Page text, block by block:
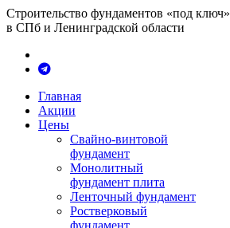
Строительство фундаментов «под ключ»
в СПб и Ленинградской области
Главная
Акции
Цены
Свайно-винтовой
фундамент
Монолитный
фундамент плита
Ленточный фундамент
Ростверковый
фундамент